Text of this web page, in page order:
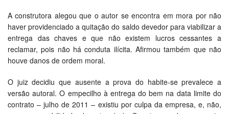
A construtora alegou que o autor se encontra em mora por não
haver providenciado a quitação do saldo devedor para viabilizar a
entrega das chaves e que não existem lucros cessantes a
reclamar, pois não há conduta ilícita. Afirmou também que não
houve danos de ordem moral.
O juiz decidiu que ausente a prova do habite-se prevalece a
versão autoral. O empecilho à entrega do bem na data limite do
contrato – julho de 2011 – existiu por culpa da empresa, e, não,